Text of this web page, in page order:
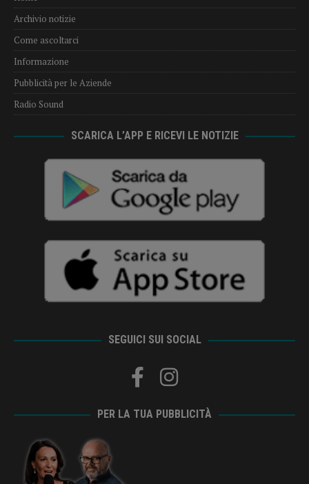
Archivio notizie
Come ascoltarci
Informazione
Pubblicità per le Aziende
Radio Sound
SCARICA L’APP E RICEVI LE NOTIZIE
SEGUICI SUI SOCIAL
PER LA TUA PUBBLICITÀ